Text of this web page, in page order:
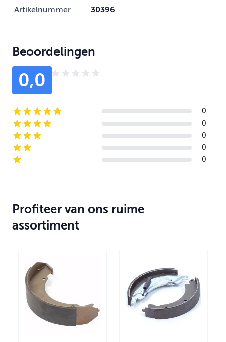
Artikelnummer 30396
Beoordelingen
0,0
5-star reviews
0
4-star reviews
0
3-star reviews
0
2-star reviews
0
1-star reviews
0
Profiteer van ons ruime
assortiment